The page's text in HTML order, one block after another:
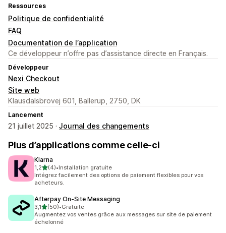
Ressources
Politique de confidentialité
FAQ
Documentation de l’application
Ce développeur n’offre pas d’assistance directe en Français.
Développeur
Nexi Checkout
Site web
Klausdalsbrovej 601, Ballerup, 2750, DK
Lancement
21 juillet 2025 · Journal des changements
Plus d’applications comme celle-ci
Klarna
1,2étoile(s) sur 5
(4)
4 avis au total
•Installation gratuite
Intégrez facilement des options de paiement flexibles pour vos
acheteurs.
Afterpay On‑Site Messaging
3,1étoile(s) sur 5
(50)
50 avis au total
•Gratuite
Augmentez vos ventes grâce aux messages sur site de paiement
échelonné